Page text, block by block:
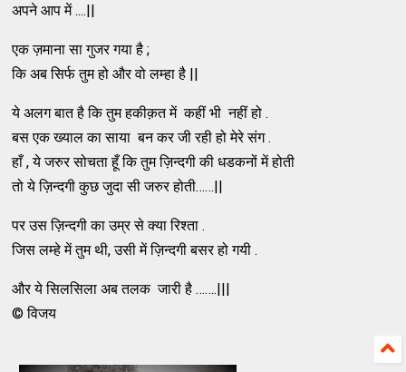
अपने आप में ....||
एक ज़माना सा गुजर गया है ;
कि अब सिर्फ तुम हो और वो लम्हा है ||
ये अलग बात है कि तुम हकीक़त में कहीं भी नहीं हो .
बस एक ख्याल का साया बन कर जी रही हो मेरे संग .
हाँ , ये जरुर सोचता हूँ कि तुम ज़िन्दगी की धडकनों में होती
तो ये ज़िन्दगी कुछ जुदा सी जरुर होती……||
पर उस ज़िन्दगी का उम्र से क्या रिश्ता .
जिस लम्हे में तुम थी, उसी में ज़िन्दगी बसर हो गयी .
और ये सिलसिला अब तलक जारी है …….|||
© विजय